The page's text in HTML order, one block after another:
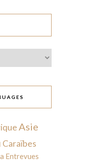
Asie
Caraïbes
Entrevues